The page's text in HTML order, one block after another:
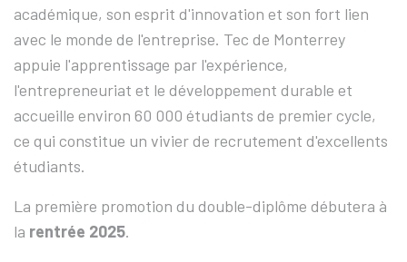
académique, son esprit d'innovation et son fort lien
avec le monde de l'entreprise. Tec de Monterrey
appuie l'apprentissage par l'expérience,
l'entrepreneuriat et le développement durable et
accueille environ 60 000 étudiants de premier cycle,
ce qui constitue un vivier de recrutement d'excellents
étudiants.
La première promotion du double-diplôme débutera à
la rentrée 2025.